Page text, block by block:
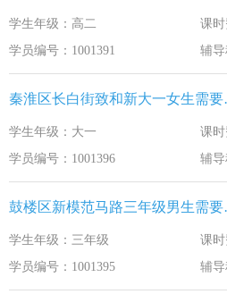
2025年12月江苏教育考试月历
学生年级：高二
课
学员编号：1001391
辅
秦淮
学生年级：大一
课
学员编号：1001396
辅
鼓楼
学生年级：三年级
课
学员编号：1001395
辅